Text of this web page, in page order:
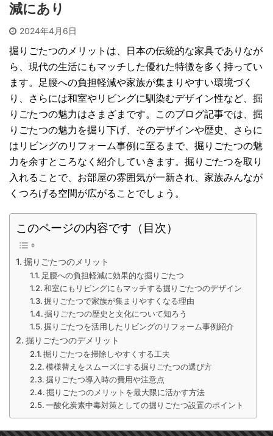
減にあり
2024年4月6日
掘りごたつのメリットは、日本の伝統的な家具でありなが
ら、現代の生活にもマッチした優れた特徴を多く持ってい
ます。足腰への負担軽減や家族が集まりやすい環境づく
り、さらには和室やリビングに馴染むデザイン性など、掘
りごたつの魅力はさまざまです。このブログ記事では、掘
りごたつの魅力を掘り下げ、そのデザインや歴史、さらに
はリビングのリフォーム事例に至るまで、掘りごたつの魅
力を余すところなく紹介していきます。掘りごたつを取り
入れることで、お部屋の雰囲気が一新され、家族みんなが
くつろげる空間が広がることでしょう。
このページの内容です（目次）
掘りごたつのメリット
足腰への負担軽減に効果的な掘りごたつ
和室にもリビングにもマッチする掘りごたつのデザイン
掘りごたつで家族が集まりやすくなる理由
掘りごたつの歴史と文化について知ろう
掘りごたつを活用したリビングのリフォーム事例紹介
掘りごたつのデメリット
掘りごたつを掃除しやすくする工夫
模様替えをスムーズにする掘りごたつの選び方
掘りごたつ導入時の費用や注意点
掘りごたつのメリットを最大限に活かす方法
一酸化炭素中毒対策としての掘りごたつ設置のポイント